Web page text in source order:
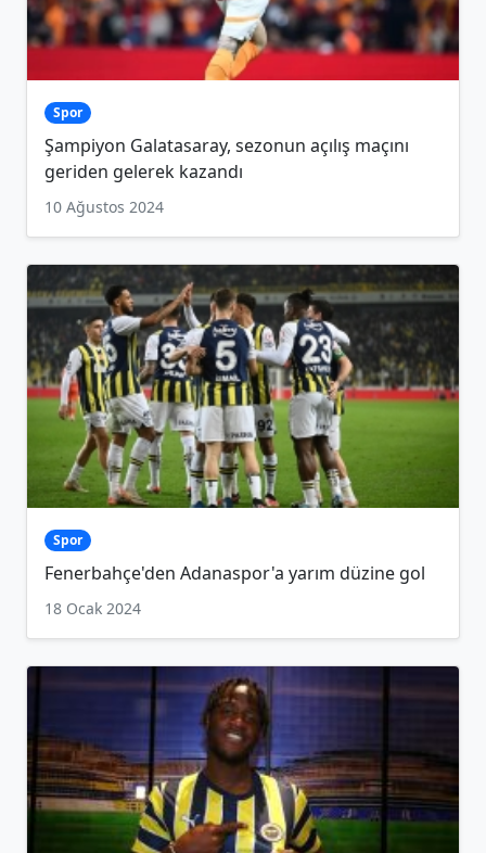
Spor
Şampiyon Galatasaray, sezonun açılış maçını
geriden gelerek kazandı
10 Ağustos 2024
Spor
Fenerbahçe'den Adanaspor'a yarım düzine gol
18 Ocak 2024